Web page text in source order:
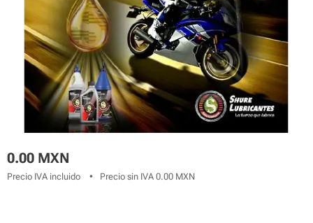
0.00 MXN
Precio IVA incluido Precio sin IVA 0.00 MXN